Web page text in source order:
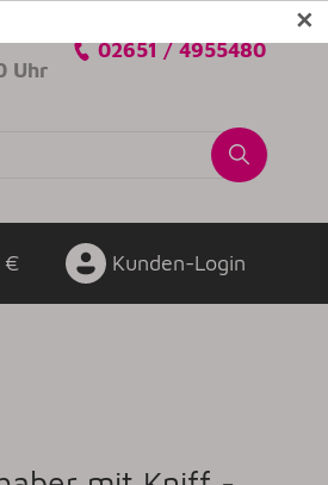
✕
Uhr
02651 / 4955480
€ Kunden-Login